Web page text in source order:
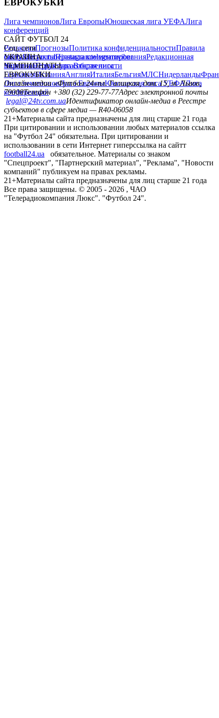
ЕВРОКУБКИ
Лига чемпионовЛига ЕвропыЮношеская лига УЕФАЛига
конференций
САЙТ ФУТБОЛ 24
РедакцияПрогнозыПолитика конфиденциальностиПравила
сайтуКонтактыПравила комментированияРедакционная
политикаСтруктура собственности
Соц. сети
facebookxyoutubeinstagramtelegramviber
УКРАИНА
УкраинаПервая лигаВторая лига
ЧЕМПИОНАТЫ
ГерманияИспанияАнглияИталияБельгияМЛСНидерланды
ЕВРОКУБКИ
Лига чемпионовЛига ЕвропыЮношеская лига УЕФАЛига
конференций
Онлайн-медиа «Футбол 24»пл. Галицкая, дом. 15, м. Львов,
79008Телефон +380 (32) 229-77-77Адрес электронной почты
legal@24tv.com.uaИдентификатор онлайн-медиа в Реестре
субъектов в сфере медиа — R40-06058
21+Материалы сайта предназначены для лиц старше 21 года
При цитировании и использовании любых материалов ссылка
на "Футбол 24" обязательна. При цитировании и
использовании в сети Интернет гиперссылка на сайтт
football24.ua
обязательное. Материалы со знаком
"Спецпроект", "Партнерский материал", "Реклама", "Новости
компаний" публикуем на правах рекламы.
21+Материалы сайта предназначены для лиц старше 21 года
Все права защищены. © 2005 - 2026 , ЧАО
"Телерадиокомпания Люкс". "Футбол 24".